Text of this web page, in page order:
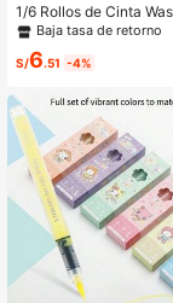
1/6 Rollos de Cinta
siva Asimétrica con
o Linda para
Baja tasa de retorno
S/6.51 -4%